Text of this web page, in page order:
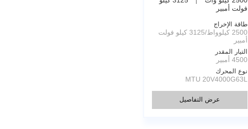
فولت أمبير
طاقة الإخراج
2500 كيلوواط/3125 كيلو فولت
أمبير
التيار المقدر
4500 أمبير
نوع المحرك
MTU 20V4000G63L
عرض التفاصيل